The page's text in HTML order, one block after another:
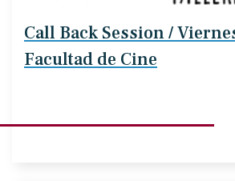
Call Back Session /
Facultad de Cine